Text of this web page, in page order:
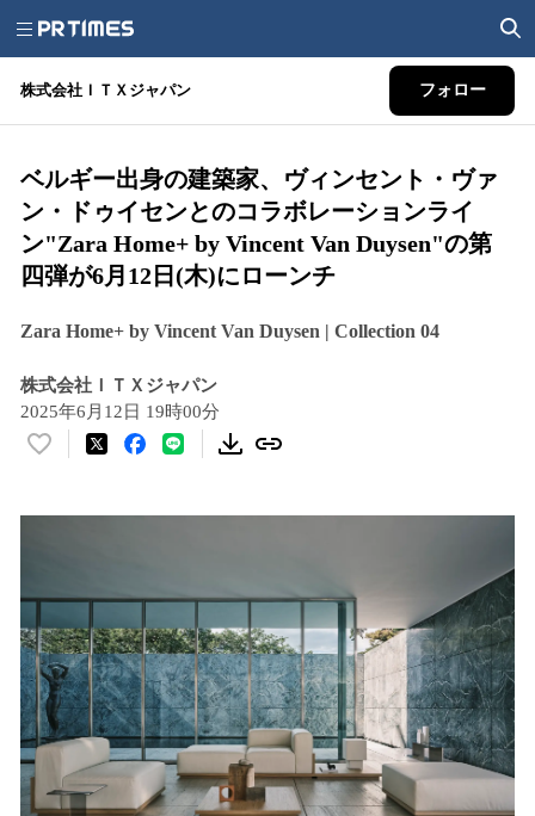
株式会社ＩＴＸジャパン フォロー
ベルギー出身の建築家、ヴィンセント・ヴァ
ン・ドゥイセンとのコラボレーションライ
ン"Zara Home+ by Vincent Van Duysen"の第
四弾が6月12日(木)にローンチ
Zara Home+ by Vincent Van Duysen | Collection 04
株式会社ＩＴＸジャパン
2025年6月12日 19時00分
い
読
み
込
み
中
で